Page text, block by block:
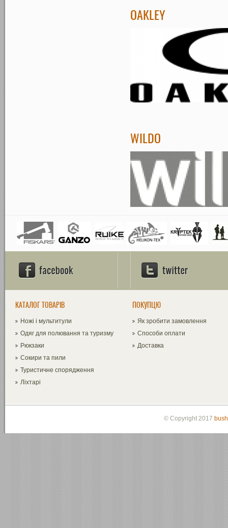
OAKLEY
WILDO
КАТАЛОГ ТОВАРІВ
Ножі і мультитули
Одяг для полювання та туризму
Рюкзаки
Сокири та пили
Туристичне спорядження
Ліхтарі
ПОКУПЦЮ
Як зробити замовлення
Способи оплати
Доставка
© Copyright 2017